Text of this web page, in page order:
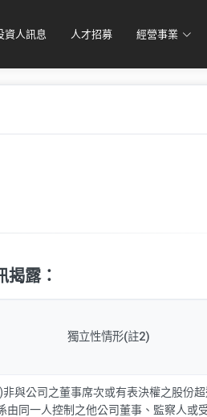
資人訊息 人才招募 經營事業
露：
獨立性情形(註2)
非與公司之董事席次或有表決權之股份
由同一人控制之他公司董事、監察人或